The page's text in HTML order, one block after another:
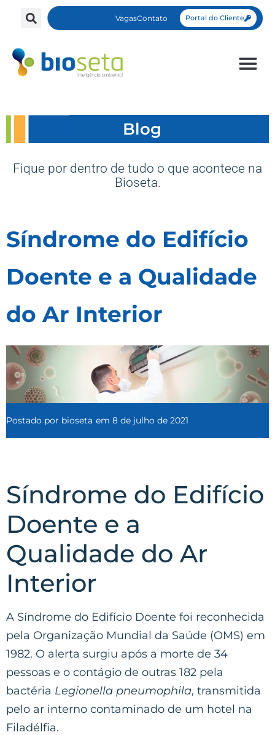
VagasContato Portal do Cliente
Blog
Fique por dentro de tudo o que acontece na
Bioseta.
Síndrome do Edifício
Doente e a Qualidade
do Ar Interior
Postado por bioseta em 8 de julho de 2021
Síndrome do Edifício
Doente e a
Qualidade do Ar
Interior
A Síndrome do Edifício Doente foi reconhecida
pela Organização Mundial da Saúde (OMS) em
1982. O alerta surgiu após a morte de 34
pessoas e o contágio de outras 182 pela
bactéria Legionella pneumophila, transmitida
pelo ar interno contaminado de um hotel na
Filadélfia.